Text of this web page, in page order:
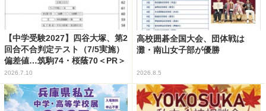
【中学受験2027】四谷大塚、第2
回合不合判定テスト（7/5実施）
偏差値…筑駒74・桜蔭70＜PR＞
2026.7.10
高校囲碁全国大会、団体戦は
灘・南山女子部が優勝
2026.8.5